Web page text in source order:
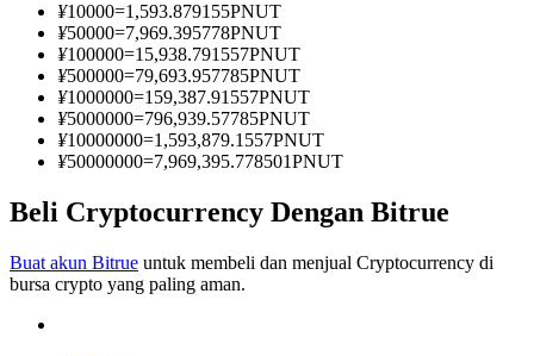
Informasi
Analisis data besar termasuk info perdagangan, dll.
¥10000=1,593.879155PNUT
¥50000=7,969.395778PNUT
¥100000=15,938.791557PNUT
¥500000=79,693.957785PNUT
¥1000000=159,387.91557PNUT
¥5000000=796,939.57785PNUT
¥10000000=1,593,879.1557PNUT
¥50000000=7,969,395.778501PNUT
Beli Cryptocurrency Dengan Bitrue
Buat akun Bitrue untuk membeli dan menjual Cryptocurrency di
bursa crypto yang paling aman.